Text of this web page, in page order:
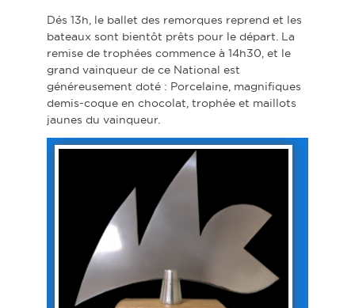
Dés 13h, le ballet des remorques reprend et les
bateaux sont bientôt prêts pour le départ. La
remise de trophées commence à 14h30, et le
grand vainqueur de ce National est
généreusement doté : Porcelaine, magnifiques
demis-coque en chocolat, trophée et maillots
jaunes du vainqueur.